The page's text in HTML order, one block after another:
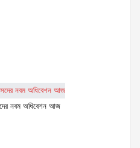
নবম অধিবেশন আজ